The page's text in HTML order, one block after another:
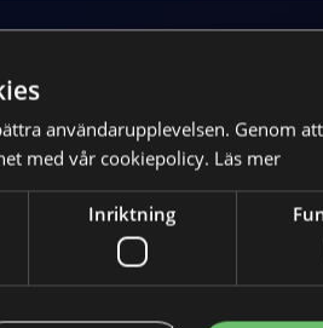
användarupplevelsen. Genom
med vår cookiepolicy. Läs mer
Inriktning